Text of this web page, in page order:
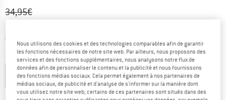
Prix initial :
34,95€
Prix:
Couleur:Dark Green
-10 % -25 % -25 % -60 %
Nous utilisons des cookies et des technologies comparables afin de garantir
les fonctions nécessaires de notre site web. Par ailleurs, nous proposons des
services et des fonctions supplémentaires, nous analysons notre flux de
données afin de personnaliser le contenu et la publicité et nous fournissons
des fonctions médias sociaux. Cela permet également à nos partenaires de
médias sociaux, de publicité et d'analyse de s'informer sur la manière dont
vous utilisez notre site web; certains de ces partenaires sont situés dans des